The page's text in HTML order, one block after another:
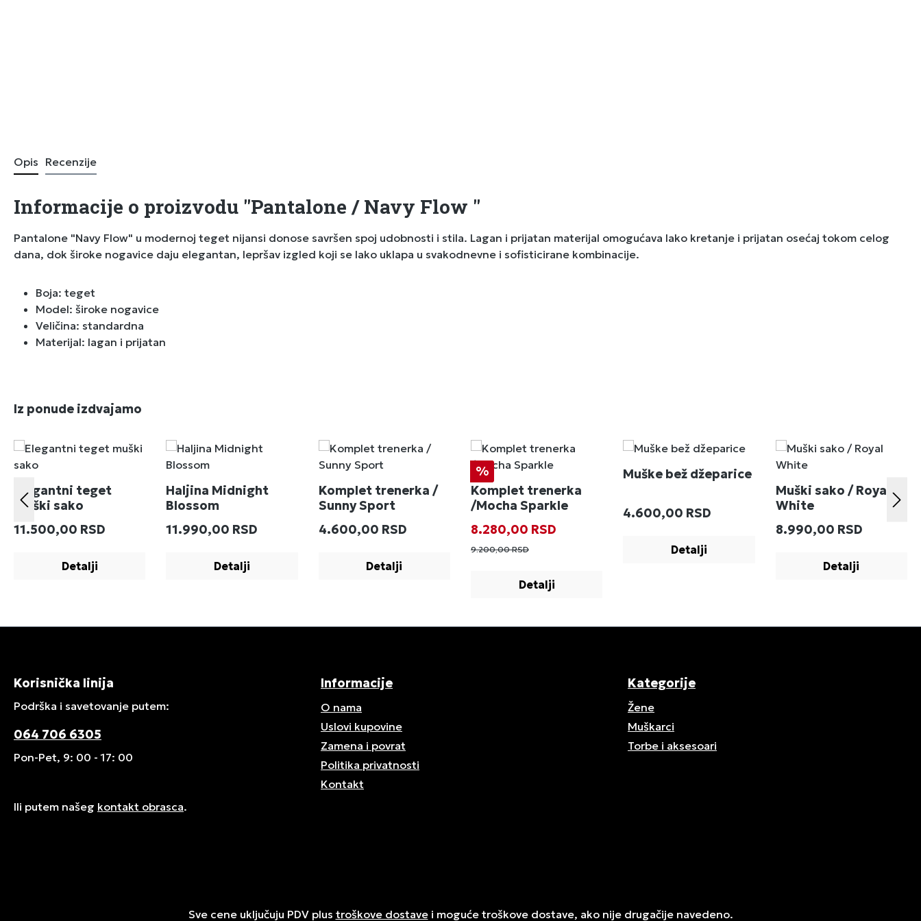
Opis Recenzije
Informacije o proizvodu "Pantalone / Navy Flow "
Pantalone "Navy Flow" u modernoj teget nijansi donose savršen spoj udobnosti i stila. Lagan i prijatan materijal omogućava lako kretanje i prijatan osećaj tokom celog
dana, dok široke nogavice daju elegantan, lepršav izgled koji se lako uklapa u svakodnevne i sofisticirane kombinacije.
Boja: teget
Model: široke nogavice
Veličina: standardna
Materijal: lagan i prijatan
Preskoči galeriju proizvoda
Iz ponude izdvajamo
Elegantni teget
muški sako
Redovna cena:
11.500,00 RSD
Detalji
Haljina Midnight
Blossom
Redovna cena:
11.990,00 RSD
Detalji
Komplet trenerka /
Sunny Sport
Redovna cena:
4.600,00 RSD
Detalji
Popust
%
Komplet trenerka
/Mocha Sparkle
Prodajna cena:
8.280,00 RSD
9.200,00 RSD
Detalji
Muške bež džeparice
Redovna cena:
4.600,00 RSD
Detalji
Muški sako / Royal
White
Redovna cena:
8.990,00 RSD
Detalji
Korisnička linija
Podrška i savetovanje putem:
064 706 6305
Pon-Pet, 9: 00 - 17: 00
Ili putem našeg kontakt obrasca.
Informacije
O nama
Uslovi kupovine
Zamena i povrat
Politika privatnosti
Kontakt
Kategorije
Žene
Muškarci
Torbe i aksesoari
Sve cene uključuju PDV plus troškove dostavei moguće troškove dostave, ako nije drugačije navedeno.